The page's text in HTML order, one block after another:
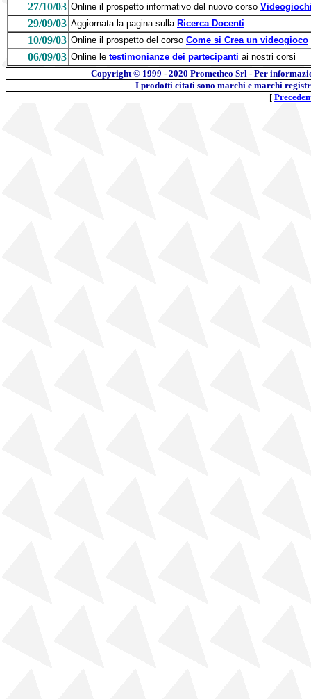
27/10/03 Online il prospetto informativo del nuovo corso
29/09/03 Aggiornata la pagina sulla Ricerca Docenti
10/09/03 Online il prospetto del corso Come si Crea un videogioco
06/09/03 Online le testimonianze dei partecipanti ai nostri corsi
Copyright © 1999 - 2020 Prometheo Srl - Per
I prodotti citati sono marchi e marchi
[